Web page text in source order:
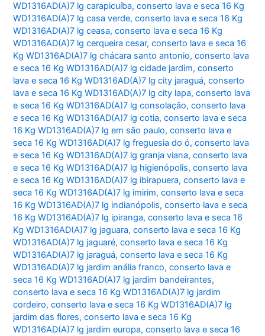
WD1316AD(A)7 lg carapicuíba,conserto lava e seca 16 Kg
WD1316AD(A)7 lg casa verde,conserto lava e seca 16 Kg
WD1316AD(A)7 lg ceasa,conserto lava e seca 16 Kg
WD1316AD(A)7 lg cerqueira cesar,conserto lava e seca 16
Kg WD1316AD(A)7 lg chácara santo antonio,conserto lava
e seca 16 Kg WD1316AD(A)7 lg cidade jardim,conserto
lava e seca 16 Kg WD1316AD(A)7 lg city jaraguá,conserto
lava e seca 16 Kg WD1316AD(A)7 lg city lapa,conserto lava
e seca 16 Kg WD1316AD(A)7 lg consolação,conserto lava
e seca 16 Kg WD1316AD(A)7 lg cotia,conserto lava e seca
16 Kg WD1316AD(A)7 lg em são paulo,conserto lava e
seca 16 Kg WD1316AD(A)7 lg freguesia do ó,conserto lava
e seca 16 Kg WD1316AD(A)7 lg granja viana,conserto lava
e seca 16 Kg WD1316AD(A)7 lg higienópolis,conserto lava
e seca 16 Kg WD1316AD(A)7 lg ibirapuera,conserto lava e
seca 16 Kg WD1316AD(A)7 lg imirim,conserto lava e seca
16 Kg WD1316AD(A)7 lg indianópolis,conserto lava e seca
16 Kg WD1316AD(A)7 lg ipiranga,conserto lava e seca 16
Kg WD1316AD(A)7 lg jaguara,conserto lava e seca 16 Kg
WD1316AD(A)7 lg jaguaré,conserto lava e seca 16 Kg
WD1316AD(A)7 lg jaraguá,conserto lava e seca 16 Kg
WD1316AD(A)7 lg jardim anália franco,conserto lava e
seca 16 Kg WD1316AD(A)7 lg jardim bandeirantes,
conserto lava e seca 16 Kg WD1316AD(A)7 lg jardim
cordeiro,conserto lava e seca 16 Kg WD1316AD(A)7 lg
jardim das flores,conserto lava e seca 16 Kg
WD1316AD(A)7 lg jardim europa,conserto lava e seca 16